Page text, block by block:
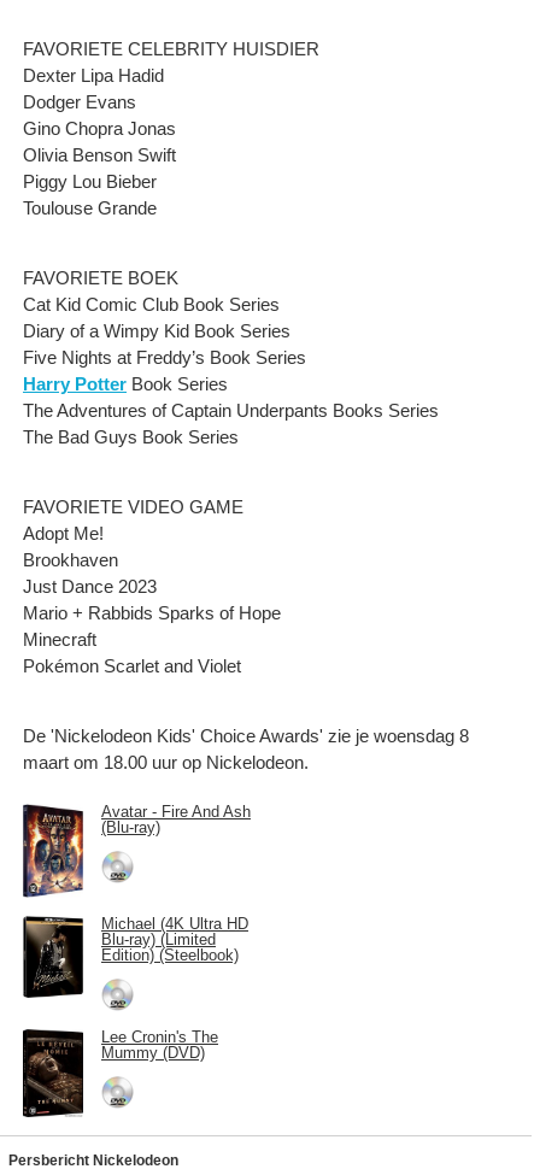
FAVORIETE CELEBRITY HUISDIER
Dexter Lipa Hadid
Dodger Evans
Gino Chopra Jonas
Olivia Benson Swift
Piggy Lou Bieber
Toulouse Grande
FAVORIETE BOEK
Cat Kid Comic Club Book Series
Diary of a Wimpy Kid Book Series
Five Nights at Freddy’s Book Series
Harry Potter Book Series
The Adventures of Captain Underpants Books Series
The Bad Guys Book Series
FAVORIETE VIDEO GAME
Adopt Me!
Brookhaven
Just Dance 2023
Mario + Rabbids Sparks of Hope
Minecraft
Pokémon Scarlet and Violet
De 'Nickelodeon Kids' Choice Awards' zie je woensdag 8
maart om 18.00 uur op Nickelodeon.
Avatar - Fire And Ash
(Blu-ray)
Michael (4K Ultra HD
Blu-ray) (Limited
Edition) (Steelbook)
Lee Cronin's The
Mummy (DVD)
Persbericht Nickelodeon